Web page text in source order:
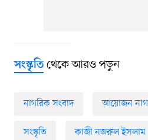
সংস্কৃতিথেকে আরও পড়ুন
নাগরিক সংবাদ আয়োজন
সংস্কৃতি কাজী নজরুল ইসলাম